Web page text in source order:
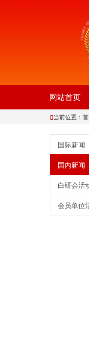
网站首页
当前位置：
国际新闻
国内新闻
白研会活
会员单位